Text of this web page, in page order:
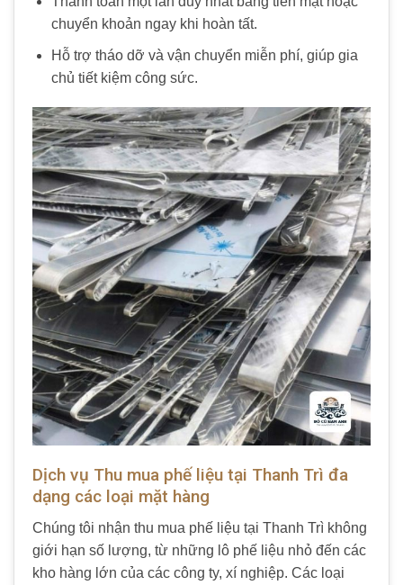
chuyển khoản ngay khi hoàn tất.
Hỗ trợ tháo dỡ và vận chuyển miễn phí, giúp gia
chủ tiết kiệm công sức.
Dịch vụ Thu mua phế liệu tại Thanh Trì đa
dạng các loại mặt hàng
Chúng tôi nhận thu mua phế liệu tại Thanh Trì không
giới hạn số lượng, từ những lô phế liệu nhỏ đến các
kho hàng lớn của các công ty, xí nghiệp. Các loại